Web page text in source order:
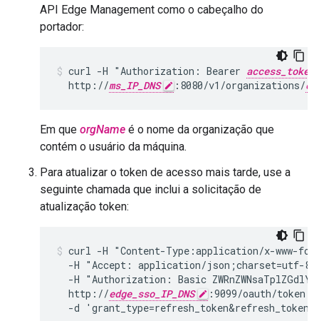
API Edge Management como o cabeçalho do
portador:
curl -H "Authorization: Bearer access_token
  http://
ms_IP_DNS :8080/v1/organizations/
Em que orgName é o nome da organização que
contém o usuário da máquina.
Para atualizar o token de acesso mais tarde, use a
seguinte chamada que inclui a solicitação de
atualização token:
curl -H "Content-Type:application/x-www-
-H "Accept: application/json;charset=utf-8"
-H "Authorization: Basic
  http://
edge_sso_IP_DNS
:9099/oauth/token \
  -d 'grant_type=refresh_token&refresh_token=